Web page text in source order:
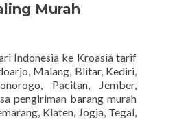
Murah
Indonesia ke Kroasia tarif
Malang, Blitar, Kediri,
Pacitan, Jember,
pengiriman barang murah
Klaten, Jogja, Tegal,